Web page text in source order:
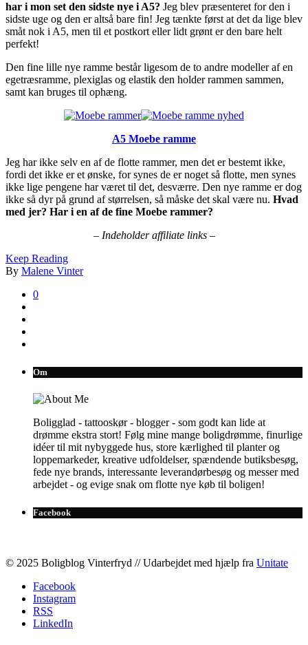
har i mon set den sidste nye i A5? Jeg blev præsenteret for den i
sidste uge og den er altså bare fin! Jeg tænkte først at det da lige blev
småt nok i A5, men til et postkort eller lidt grønt er den bare helt
perfekt!
Den fine lille nye ramme består ligesom de to andre modeller af en
egetræsramme, plexiglas og elastik den holder rammen sammen,
samt kan bruges til ophæng.
A5 Moebe ramme
Jeg har ikke selv en af de flotte rammer, men det er bestemt ikke,
fordi det ikke er et ønske, for synes de er noget så flotte, men synes
ikke lige pengene har været til det, desværre. Den nye ramme er dog
ikke så dyr på grund af størrelsen, så måske det skal være nu. Hvad
med jer? Har i en af de fine Moebe rammer?
– Indeholder affiliate links –
Keep Reading
By Malene Vinter
0
Om
Boligglad - tattooskør - blogger - som godt kan lide at
drømme ekstra stort! Følg mine mange boligdrømme, finurlige
idéer til mit nybyggede hus, store kærlighed til planter og
loppemarkeder, kreative udfoldelser, spændende butiksbesøg,
fede nye brands, interessante leverandørbesøg og messer med
arbejdet - og evige snak om flotte nye køb til boligen!
Facebook
© 2025 Boligblog Vinterfryd // Udarbejdet med hjælp fra Unitate
Facebook
Instagram
RSS
LinkedIn